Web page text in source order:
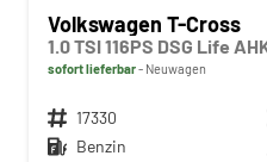
Volkswagen T-Cross
sofort lieferbar Neuwagen
Fahrzeugnr. 17330
Kraftstoff Benzin